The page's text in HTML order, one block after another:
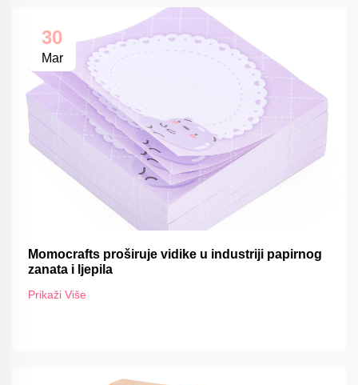
30
Mar
Momocrafts proširuje vidike u industriji papirnog
zanata i ljepila
Prikaži Više